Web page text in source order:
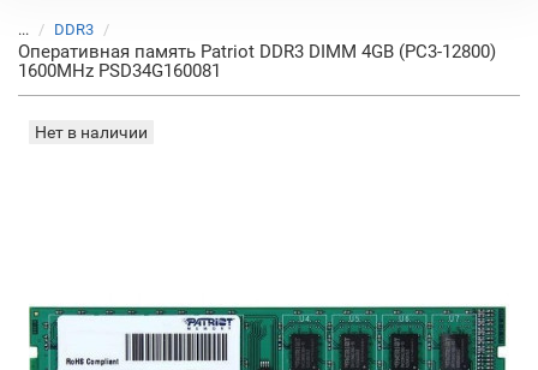
... DDR3
Оперативная память Patriot DDR3 DIMM 4GB (PC3-12800)
1600MHz PSD34G160081
Нет в наличии